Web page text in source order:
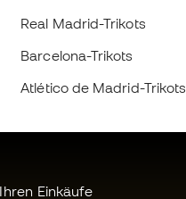
Real Madrid-Trikots
Barcelona-Trikots
Atlético de Madrid-Trikots
Einkäufe